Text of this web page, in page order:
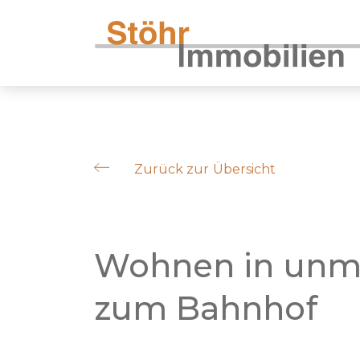
Zurück zur Übersicht
Wohnen in
zum Bahnhof